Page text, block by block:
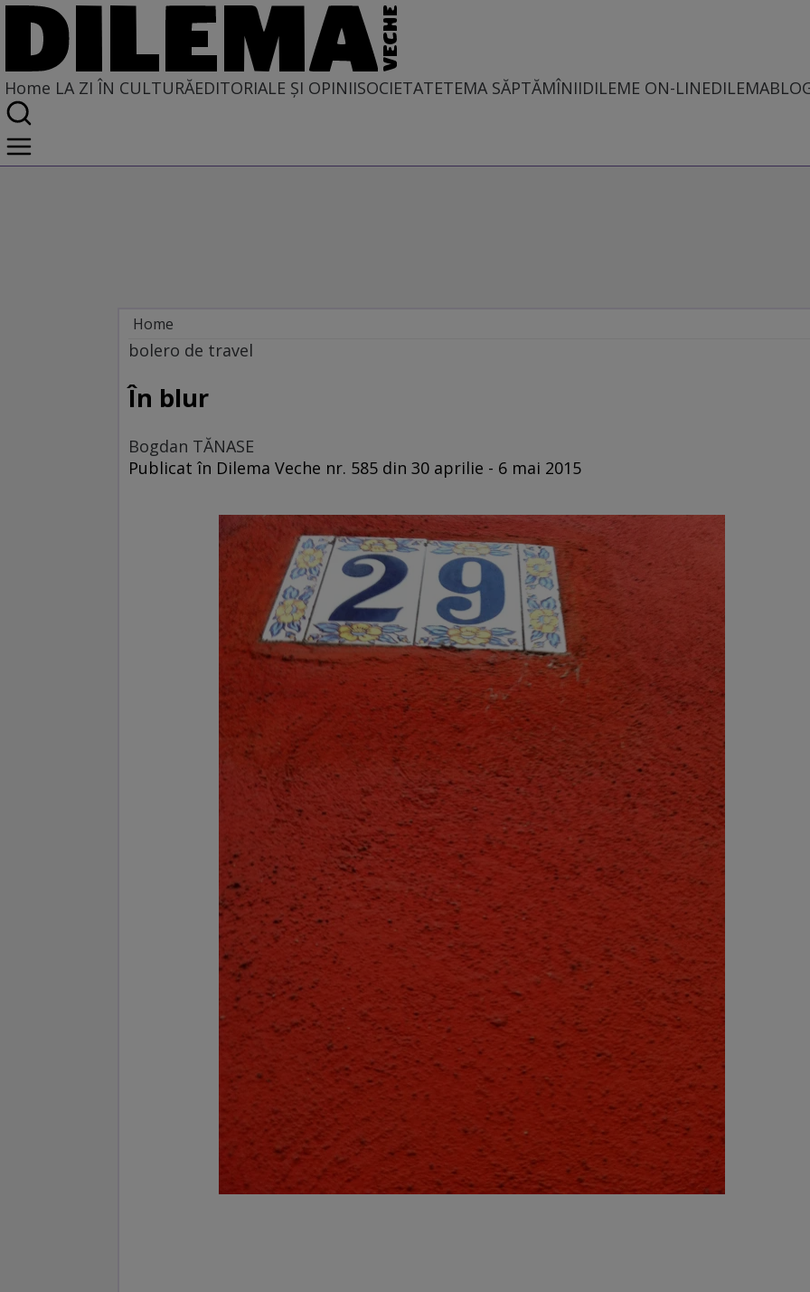
Home LA ZI ÎN CULTURĂEDITORIALE ȘI OPINIISOCIETATETEMA SĂPTĂMÎNIIDILEME ON-LINE
Home
La zi în cultură
bolero de travel
În blur
Bogdan TĂNASE
Publicat în Dilema Veche nr. 585 din 30 aprilie - 6 mai 2015